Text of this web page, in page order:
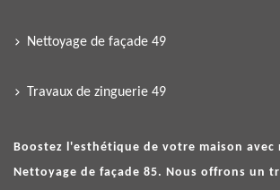
Nettoyage de façade 49
Travaux de zinguerie 49
Boostez l'esthétique de votre maison avec
Nettoyage de façade 85. Nous offrons un